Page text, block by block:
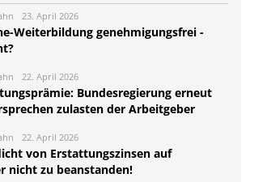
23. April 2026
Weiterbildung genehmigungsfrei -
22. April 2026
Bundesregierung erneut
zulasten der Arbeitgeber
22. April 2026
von Erstattungszinsen auf
nicht zu beanstanden!